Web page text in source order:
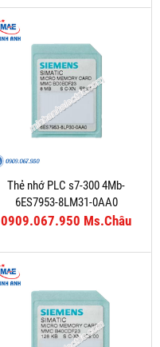
Thẻ nhớ PLC s7-300 4Mb-
6ES7953-8LM31-0AA0
0909.067.950 Ms.Châu